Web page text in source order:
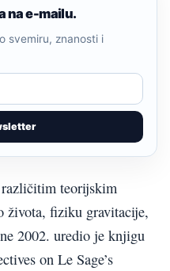
na e-mailu.
svemiru, znanosti i
različitim teorijskim
života, fiziku gravitacije,
2002. uredio je knjigu
on Le Sage’s